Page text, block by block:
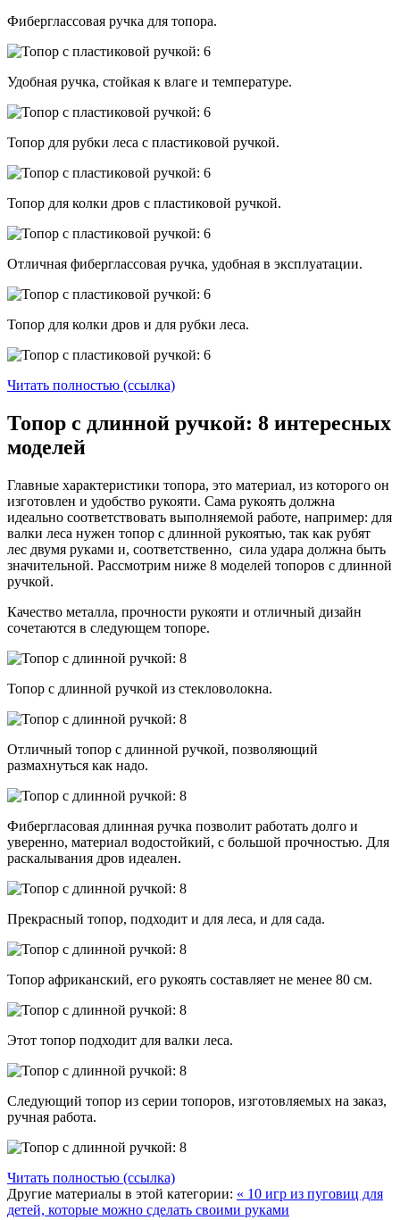
Фиберглассовая ручка для топора.
Удобная ручка, стойкая к влаге и температуре.
Топор для рубки леса с пластиковой ручкой.
Топор для колки дров с пластиковой ручкой.
Отличная фиберглассовая ручка, удобная в эксплуатации.
Топор для колки дров и для рубки леса.
Читать полностью (ссылка)
Топор с длинной ручкой: 8 интересных
моделей
Главные характеристики топора, это материал, из которого он
изготовлен и удобство рукояти. Сама рукоять должна
идеально соответствовать выполняемой работе, например: для
валки леса нужен топор с длинной рукоятью, так как рубят
лес двумя руками и, соответственно, сила удара должна быть
значительной. Рассмотрим ниже 8 моделей топоров с длинной
ручкой.
Качество металла, прочности рукояти и отличный дизайн
сочетаются в следующем топоре.
Топор с длинной ручкой из стекловолокна.
Отличный топор с длинной ручкой, позволяющий
размахнуться как надо.
Фибергласовая длинная ручка позволит работать долго и
уверенно, материал водостойкий, с большой прочностью. Для
раскалывания дров идеален.
Прекрасный топор, подходит и для леса, и для сада.
Топор африканский, его рукоять составляет не менее 80 см.
Этот топор подходит для валки леса.
Следующий топор из серии топоров, изготовляемых на заказ,
ручная работа.
Читать полностью (ссылка)
Другие материалы в этой категории: « 10 игр из пуговиц для
детей, которые можно сделать своими руками